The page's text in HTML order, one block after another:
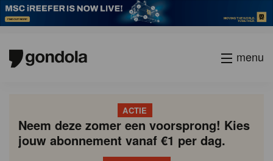
menu
ACTIE
Neem deze zomer een voorsprong! Kies
jouw abonnement vanaf €1 per dag.